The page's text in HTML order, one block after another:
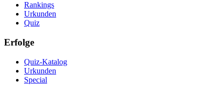
Rankings
Urkunden
Quiz
Erfolge
Quiz-Katalog
Urkunden
Special